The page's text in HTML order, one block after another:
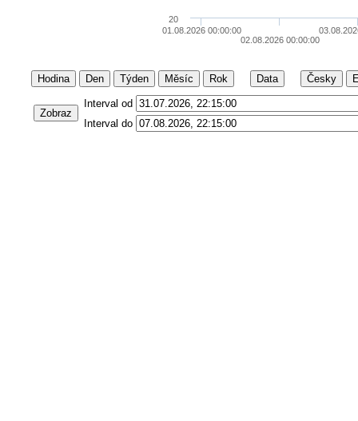
01.08.2026 00:00:00
02.08.2026 00:00:00
20
Hodina Den Týden Měsíc Rok Data Česky
Zobraz
Interval od
Interval do